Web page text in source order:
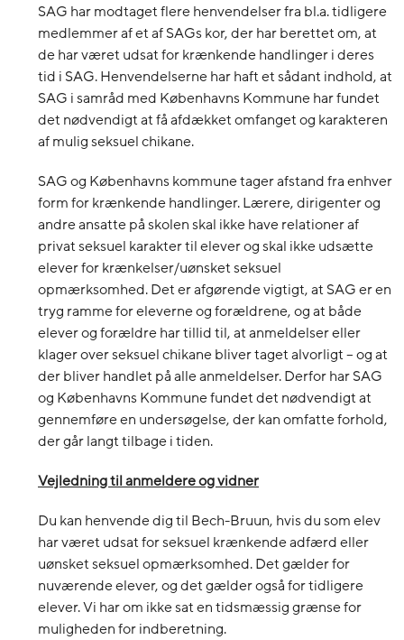
SAG har modtaget flere henvendelser fra bl.a. tidligere
medlemmer af et af SAGs kor, der har berettet om, at
de har været udsat for krænkende handlinger i deres
tid i SAG. Henvendelserne har haft et sådant indhold, at
SAG i samråd med Københavns Kommune har fundet
det nødvendigt at få afdækket omfanget og karakteren
af mulig seksuel chikane.
SAG og Københavns kommune tager afstand fra enhver
form for krænkende handlinger. Lærere, dirigenter og
andre ansatte på skolen skal ikke have relationer af
privat seksuel karakter til elever og skal ikke udsætte
elever for krænkelser/uønsket seksuel
opmærksomhed. Det er afgørende vigtigt, at SAG er en
tryg ramme for eleverne og forældrene, og at både
elever og forældre har tillid til, at anmeldelser eller
klager over seksuel chikane bliver taget alvorligt – og at
der bliver handlet på alle anmeldelser. Derfor har SAG
og Københavns Kommune fundet det nødvendigt at
gennemføre en undersøgelse, der kan omfatte forhold,
der går langt tilbage i tiden.
Vejledning til anmeldere og vidner
Du kan henvende dig til Bech-Bruun, hvis du som elev
har været udsat for seksuel krænkende adfærd eller
uønsket seksuel opmærksomhed. Det gælder for
nuværende elever, og det gælder også for tidligere
elever. Vi har om ikke sat en tidsmæssig grænse for
muligheden for indberetning.